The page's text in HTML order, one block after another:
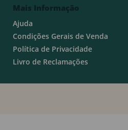
Mais Informação
Ajuda
Condições Gerais de Venda
Política de Privacidade
Livro de Reclamações